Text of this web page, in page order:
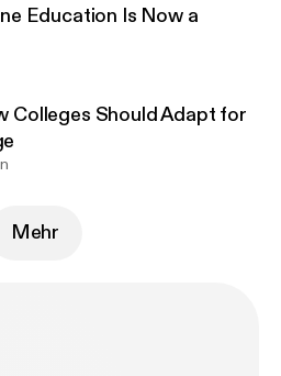
Education Is Now a
Colleges Should Adapt for
Mehr